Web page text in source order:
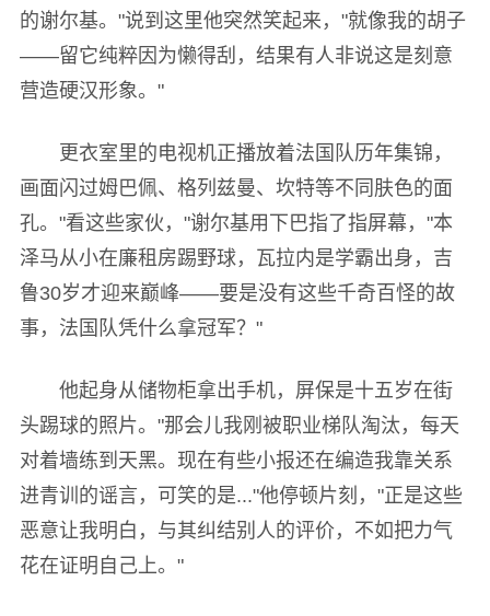
的谢尔基。"说到这里他突然笑起来，"就像我的胡子
——留它纯粹因为懒得刮，结果有人非说这是刻意
营造硬汉形象。"
更衣室里的电视机正播放着法国队历年集锦，
画面闪过姆巴佩、格列兹曼、坎特等不同肤色的面
孔。"看这些家伙，"谢尔基用下巴指了指屏幕，"本
泽马从小在廉租房踢野球，瓦拉内是学霸出身，吉
鲁30岁才迎来巅峰——要是没有这些千奇百怪的故
事，法国队凭什么拿冠军？"
他起身从储物柜拿出手机，屏保是十五岁在街
头踢球的照片。"那会儿我刚被职业梯队淘汰，每天
对着墙练到天黑。现在有些小报还在编造我靠关系
进青训的谣言，可笑的是..."他停顿片刻，"正是这些
恶意让我明白，与其纠结别人的评价，不如把力气
花在证明自己上。"